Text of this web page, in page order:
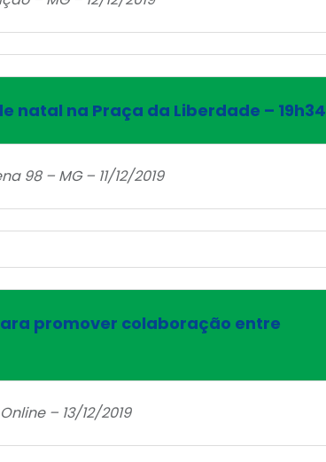
natal na Praça da Liberdade – 19h34
98 – MG – 11/12/2019
promover colaboração entre
– 13/12/2019